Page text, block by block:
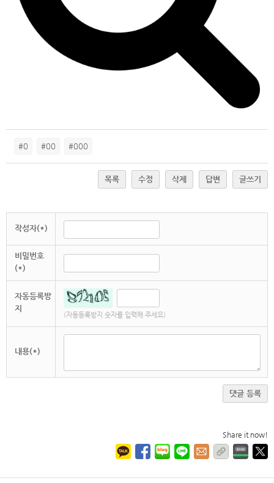
#0 #00 #000
목록 수정 삭제 답변 글쓰기
작성자(*)
비밀번호
(*)
자동등록방
지
(자동등록방지 숫자를 입력해 주세요)
내용(*)
댓글 등록
Share it now!